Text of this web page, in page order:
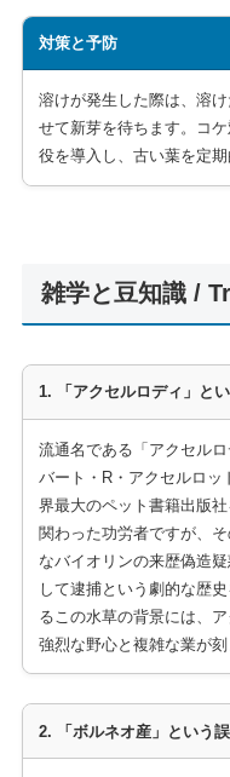
対策と予防
溶けが発生した際は、溶
せて新芽を待ちます。コ
役を導入し、古い葉を定
雑学と豆知識 /
1. 「アクセルロディ」と
流通名である「アクセル
バート・R・アクセルロ
界最大のペット書籍出版
関わった功労者ですが、
なバイオリンの来歴偽造
して逮捕という劇的な歴
るこの水草の背景には、
強烈な野心と複雑な業が刻
2. 「ボルネオ産」という